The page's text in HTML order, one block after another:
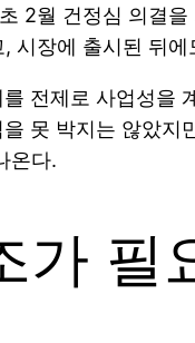
2월 건정심 의결
장에 출시된 뒤
전제로 사업성을
못 박지는 않았
온다.
가 필